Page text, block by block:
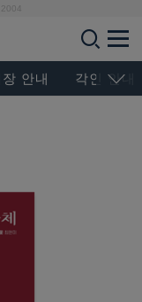
장 안내 각인 안내